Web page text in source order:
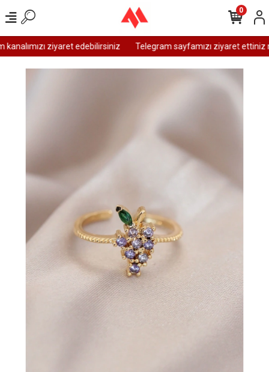
ziyaret edebilirsiniz Telegram sayfamızı ziyaret ettiniz
0